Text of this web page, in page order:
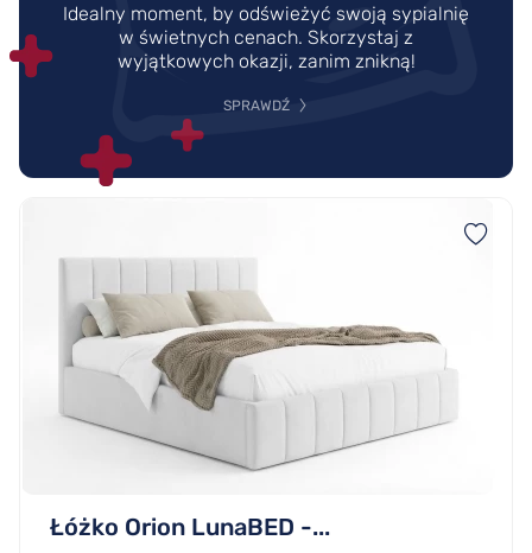
Idealny moment, by odświeżyć swoją sypialnię
w świetnych cenach. Skorzystaj z
wyjątkowych okazji, zanim znikną!
SPRAWDŹ
Łóżko Orion LunaBED -...